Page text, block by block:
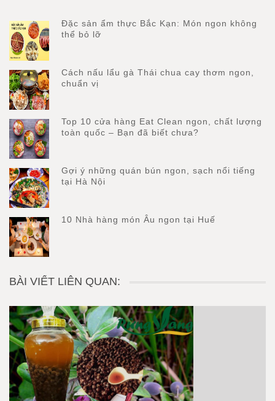
Đặc sản ẩm thực Bắc Kạn: Món ngon không
thể bỏ lỡ
Cách nấu lẩu gà Thái chua cay thơm ngon,
chuẩn vị
Top 10 cửa hàng Eat Clean ngon, chất lượng
toàn quốc – Bạn đã biết chưa?
Gợi ý những quán bún ngon, sạch nổi tiếng
tại Hà Nội
10 Nhà hàng món Âu ngon tại Huế
BÀI VIẾT LIÊN QUAN: